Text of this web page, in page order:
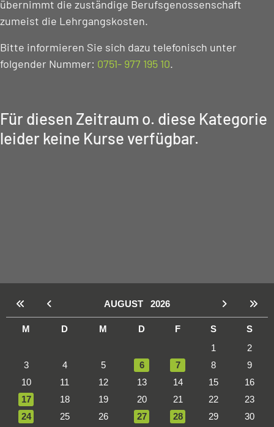
übernimmt die zuständige Berufsgenossenschaft
zumeist die Lehrgangskosten.
Bitte informieren Sie sich dazu telefonisch unter
folgender Nummer: 0751- 977 195 10.
Für diesen Zeitraum o. diese Kategorie
leider keine Kurse verfügbar.
AUGUST 2026
M D M D F S
S
1
2
3
4 5 6 7 8
9
10
11 12 13 14 15
16
17
18 19 20 21 22
23
24
25 26 27 28 29
30